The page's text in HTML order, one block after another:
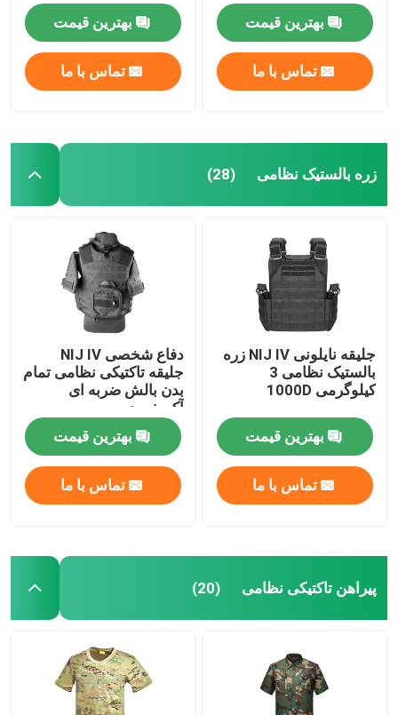
بهترین قیمت
تماس با ما
بهترین قیمت
تماس با ما
زره بالستیک نظامی (28)
جلیقه نایلونی NIJ IV زره
بالستیک نظامی 3
کیلوگرمی 1000D
بهترین قیمت
تماس با ما
دفاع شخصی NIJ IV
جلیقه تاکتیکی نظامی تمام
بدن بالش ضربه ای
آکسفورد
بهترین قیمت
تماس با ما
پیراهن تاکتیکی نظامی (20)